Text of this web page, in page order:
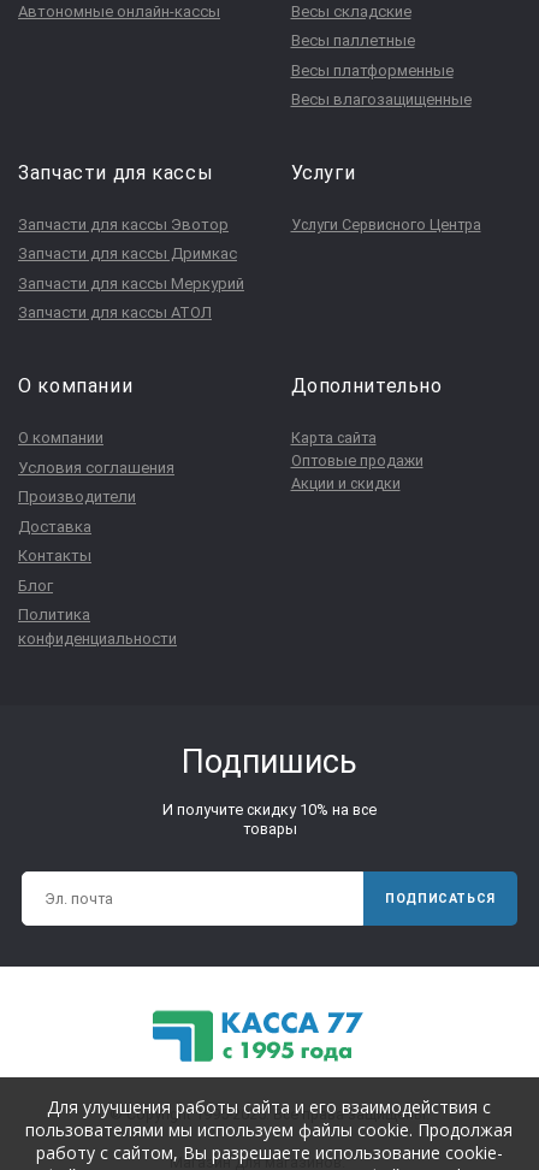
Автономные онлайн-кассы
Весы складские
Весы паллетные
Весы платформенные
Весы влагозащищенные
Запчасти для кассы
Запчасти для кассы Эвотор
Запчасти для кассы Дримкас
Запчасти для кассы Меркурий
Запчасти для кассы АТОЛ
Услуги
Услуги Сервисного Центра
О компании
О компании
Условия соглашения
Производители
Доставка
Контакты
Блог
Политика
конфиденциальности
Дополнительно
Карта сайта
Оптовые продажи
Акции и скидки
Подпишись
И получите скидку 10% на все
товары
ПОДПИСАТЬСЯ
© Copyright 1995-2025. Все права защищены.
Магазин для магазинов.
Для улучшения работы сайта и его взаимодействия с
пользователями мы используем файлы cookie. Продолжая
работу с сайтом, Вы разрешаете использование cookie-